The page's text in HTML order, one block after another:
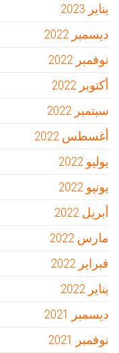
يناير 2023
ديسمبر 2022
نوفمبر 2022
أكتوبر 2022
سبتمبر 2022
أغسطس 2022
يوليو 2022
يونيو 2022
أبريل 2022
مارس 2022
فبراير 2022
يناير 2022
ديسمبر 2021
نوفمبر 2021